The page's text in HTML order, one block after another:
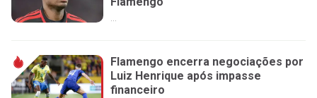
...
Flamengo encerra negociações por
Luiz Henrique após impasse
financeiro